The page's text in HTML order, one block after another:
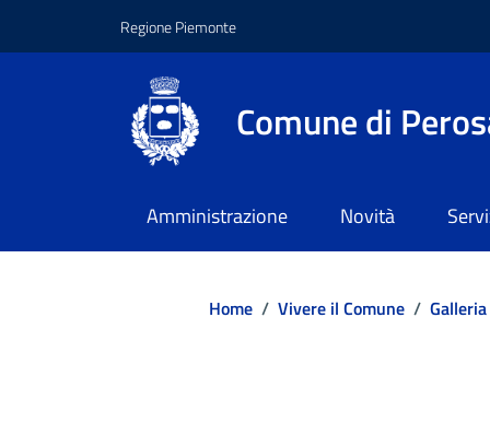
Regione Piemonte
Comune di
Amministrazione Novità
Home / Vivere il Comune /